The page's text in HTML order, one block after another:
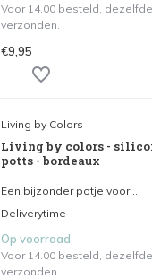
Voor 14.00 besteld,
verzonden.
€9,95
Living by Colors
Living by colors -
potts - bordeaux
Een bijzonder potje voor ...
Deliverytime
Op voorraad
Voor 14.00 besteld,
verzonden.